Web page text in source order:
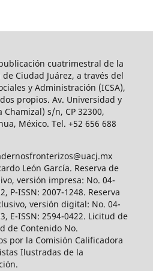
cuatrimestral de la
Ciudad Juárez, a través del
y Administración (ICSA),
propios. Av. Universidad y
s/n, CP 32300,
México. Tel. +52 656 688
León García. Reserva de
versión impresa: No. 04-
P-ISSN: 2007-1248. Reserva
versión digital: No. 04-
E-ISSN: 2594-0422. Licitud de
de Contenido No.
por la Comisión Calificadora
Ilustradas de la